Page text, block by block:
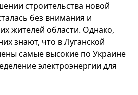
строительства новой
без внимания и
жителей области. Однако,
знают, что в Луганской
самые высокие по Украине
электроэнергии для